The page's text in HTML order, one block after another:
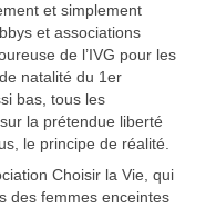
et simplement
et associations
de l’IVG pour les
natalité du 1er
bas, tous les
la prétendue liberté
le principe de réalité.
Choisir la Vie, qui
des femmes enceintes